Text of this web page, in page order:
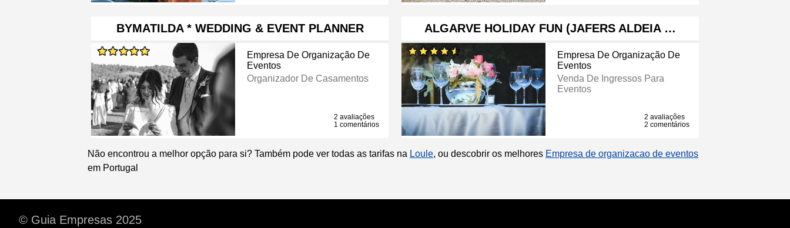
BYMATILDA * WEDDING & EVENT PLANNER
Empresa De Organização De
Eventos
Organizador De Casamentos
2 avaliações
1 comentários
ALGARVE HOLIDAY FUN (JAFERS ALDEIA …
Empresa De Organização De
Eventos
Venda De Ingressos Para
Eventos
2 avaliações
2 comentários
Não encontrou a melhor opção para si? Também pode ver todas as tarifas na Loule, ou descobrir os melhores Empresa de organizacao de eventos
em Portugal
© Guia Empresas 2025